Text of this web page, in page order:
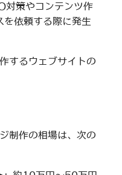
対策やコンテンツ作
を依頼する際に発生
するウェブサイトの
制作の相場は、次の